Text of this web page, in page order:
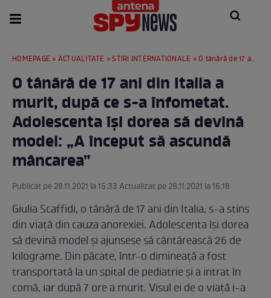
HOMEPAGE » ACTUALITATE »STIRI INTERNATIONALE » O tânără de 17 ani din Italia a murit, după ce s-a înfometat. Adolescenta își dorea să devină model: „A început să ascundă mâncarea”
O tânără de 17 ani din Italia a
murit, după ce s-a înfometat.
Adolescenta își dorea să devină
model: „A început să ascundă
mâncarea”
Publicat pe 28.11.2021 la 15:33 Actualizat pe 28.11.2021 la 16:18
Giulia Scaffidi, o tânără de 17 ani din Italia, s-a stins
din viață din cauza anorexiei. Adolescenta își dorea
să devină model și ajunsese să cântărească 26 de
kilograme. Din păcate, într-o dimineață a fost
transportată la un spital de pediatrie și a intrat în
comă, iar după 7 ore a murit. Visul ei de o viață i-a